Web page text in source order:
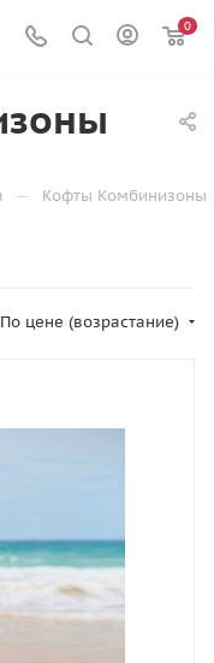
0
— Кофты Комбинизоны
По цене (возрастание)